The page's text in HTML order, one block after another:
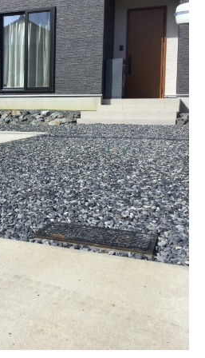
性や実用性が選ばれる理由
ポイントを避ける素材選び
たい化粧砕石の利点
引き立てる化粧砕石の利便
する雑草抑制とメンテナン
砂利が与える外構の印象変
や単価で選ぶポイントとは
最適な化粧砂利の選び方
砕石のある暮らし